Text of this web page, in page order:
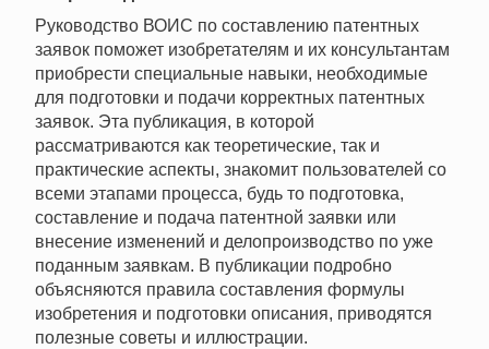
Руководство ВОИС по составлению патентных
заявок поможет изобретателям и их консультантам
приобрести специальные навыки, необходимые
для подготовки и подачи корректных патентных
заявок. Эта публикация, в которой
рассматриваются как теоретические, так и
практические аспекты, знакомит пользователей со
всеми этапами процесса, будь то подготовка,
составление и подача патентной заявки или
внесение изменений и делопроизводство по уже
поданным заявкам. В публикации подробно
объясняются правила составления формулы
изобретения и подготовки описания, приводятся
полезные советы и иллюстрации.